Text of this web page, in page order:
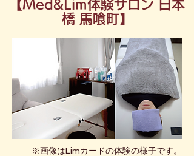
【Med&Lim体験サロン 日本
橋 馬喰町】
※画像はLimカードの体験の様子です。